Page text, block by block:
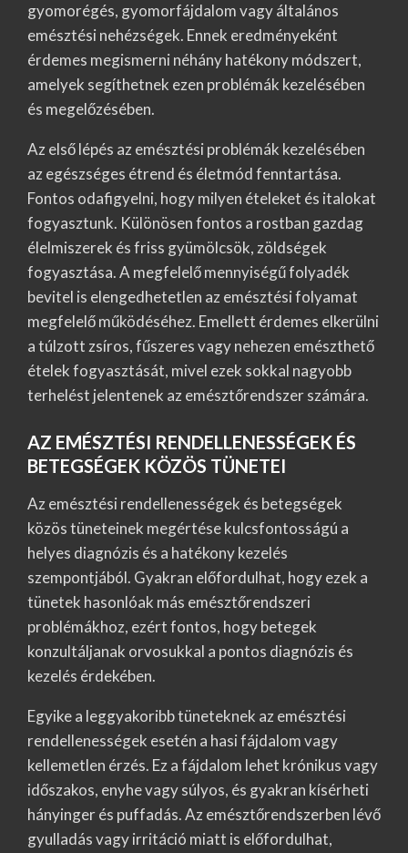
gyomorégés, gyomorfájdalom vagy általános
emésztési nehézségek. Ennek eredményeként
érdemes megismerni néhány hatékony módszert,
amelyek segíthetnek ezen problémák kezelésében
és megelőzésében.
Az első lépés az emésztési problémák kezelésében
az egészséges étrend és életmód fenntartása.
Fontos odafigyelni, hogy milyen ételeket és italokat
fogyasztunk. Különösen fontos a rostban gazdag
élelmiszerek és friss gyümölcsök, zöldségek
fogyasztása. A megfelelő mennyiségű folyadék
bevitel is elengedhetetlen az emésztési folyamat
megfelelő működéséhez. Emellett érdemes elkerülni
a túlzott zsíros, fűszeres vagy nehezen emészthető
ételek fogyasztását, mivel ezek sokkal nagyobb
terhelést jelentenek az emésztőrendszer számára.
AZ EMÉSZTÉSI RENDELLENESSÉGEK ÉS
BETEGSÉGEK KÖZÖS TÜNETEI
Az emésztési rendellenességek és betegségek
közös tüneteinek megértése kulcsfontosságú a
helyes diagnózis és a hatékony kezelés
szempontjából. Gyakran előfordulhat, hogy ezek a
tünetek hasonlóak más emésztőrendszeri
problémákhoz, ezért fontos, hogy betegek
konzultáljanak orvosukkal a pontos diagnózis és
kezelés érdekében.
Egyike a leggyakoribb tüneteknek az emésztési
rendellenességek esetén a hasi fájdalom vagy
kellemetlen érzés. Ez a fájdalom lehet krónikus vagy
időszakos, enyhe vagy súlyos, és gyakran kísérheti
hányinger és puffadás. Az emésztőrendszerben lévő
gyulladás vagy irritáció miatt is előfordulhat,